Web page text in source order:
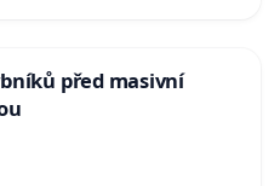
před masivní